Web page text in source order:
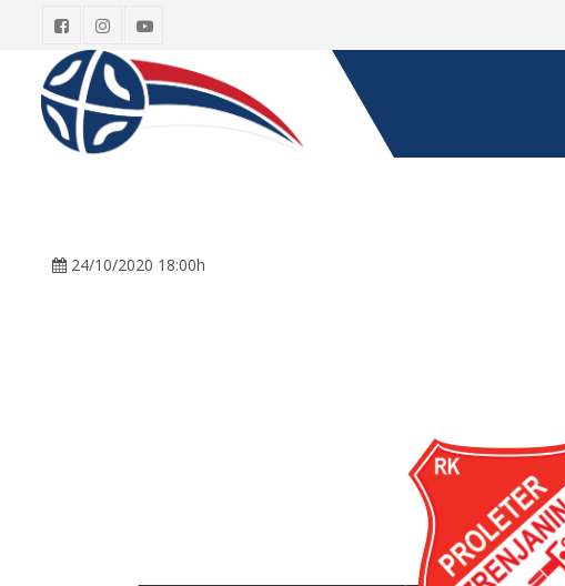
24/10/2020 18:00h